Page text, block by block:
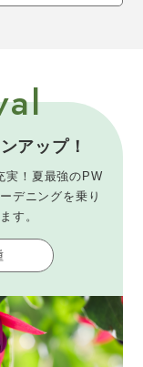
アップ！
実！夏最強のPW
デニングを乗り
す。